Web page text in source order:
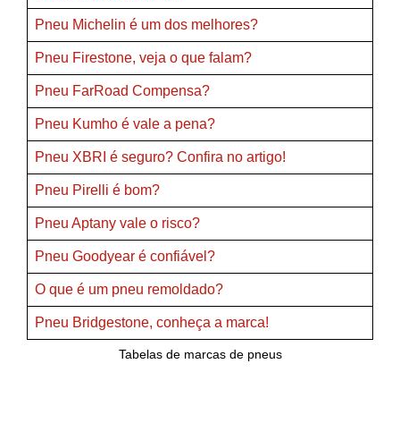
Pneu Michelin é um dos melhores?
Pneu Firestone, veja o que falam?
Pneu FarRoad Compensa?
Pneu Kumho é vale a pena?
Pneu XBRI é seguro? Confira no artigo!
Pneu Pirelli é bom?
Pneu Aptany vale o risco?
Pneu Goodyear é confiável?
O que é um pneu remoldado?
Pneu Bridgestone, conheça a marca!
Tabelas de marcas de pneus